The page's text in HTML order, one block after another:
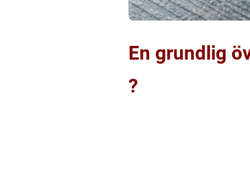
En grundlig
?